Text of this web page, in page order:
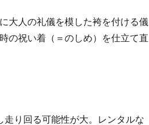
大人の礼儀を模した袴を付ける儀
の祝い着（＝のしめ）を仕立て直
り回る可能性が大。レンタルな